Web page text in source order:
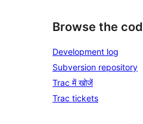
Browse the
Development log
Subversion repository
Trac में खोजें
Trac tickets